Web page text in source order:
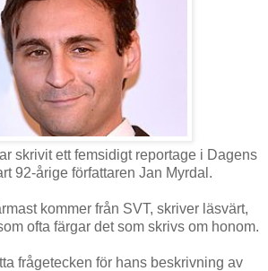
skrivit ett femsidigt reportage i Dagens
92-årige författaren Jan Myrdal.
kommer från SVT, skriver läsvärt,
ofta färgar det som skrivs om honom.
frågetecken för hans beskrivning av